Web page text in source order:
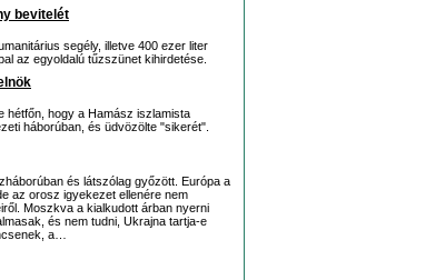
bevitelét
segély, illetve 400 ezer liter
az egyoldalú tűzszünet kihirdetése.
hétfőn, hogy a Hamász iszlamista
háborúban, és üdvözölte "sikerét".
és látszólag győzött. Európa a
az orosz igyekezet ellenére nem
Moszkva a kialkudott árban nyerni
és nem tudni, Ukrajna tartja-e
a…